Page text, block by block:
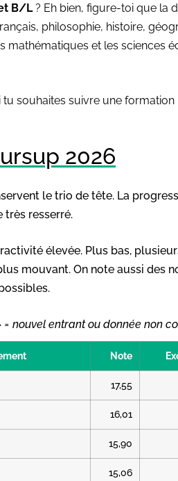
B/L? Eh bien, figure-toi que la
philosophie, histoire,
mathématiques et les sciences
souhaites suivre une
2026
le trio de tête. La
très resserré.
élevée. Plus bas,
mouvant. On note aussi
nouvel entrant ou donnée non
Note
17,55
16,01
15,90
15,06